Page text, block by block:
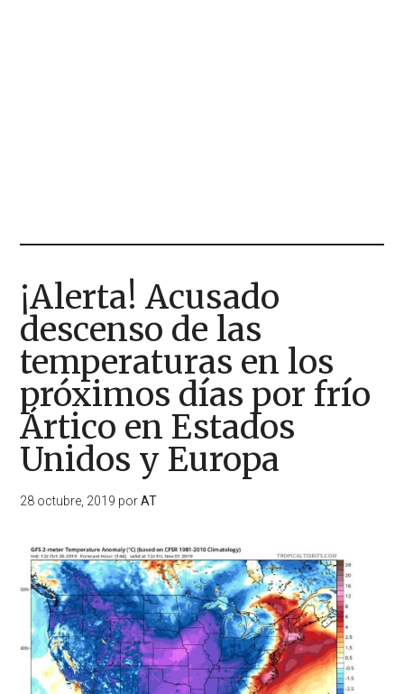
¡Alerta! Acusado
descenso de las
temperaturas en los
próximos días por frío
Ártico en Estados
Unidos y Europa
28 octubre, 2019 porAT